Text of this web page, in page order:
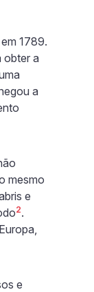
1789.
obter a
a
mesmo
e
2.
e